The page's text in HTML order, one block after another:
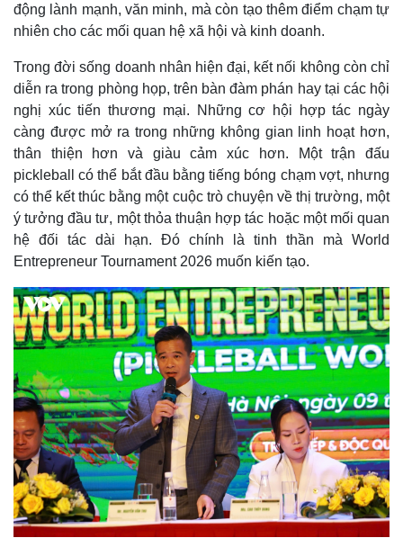
động lành mạnh, văn minh, mà còn tạo thêm điểm chạm tự
nhiên cho các mối quan hệ xã hội và kinh doanh.
Trong đời sống doanh nhân hiện đại, kết nối không còn chỉ
diễn ra trong phòng họp, trên bàn đàm phán hay tại các hội
nghị xúc tiến thương mại. Những cơ hội hợp tác ngày
càng được mở ra trong những không gian linh hoạt hơn,
thân thiện hơn và giàu cảm xúc hơn. Một trận đấu
pickleball có thể bắt đầu bằng tiếng bóng chạm vợt, nhưng
có thể kết thúc bằng một cuộc trò chuyện về thị trường, một
ý tưởng đầu tư, một thỏa thuận hợp tác hoặc một mối quan
hệ đối tác dài hạn. Đó chính là tinh thần mà World
Entrepreneur Tournament 2026 muốn kiến tạo.